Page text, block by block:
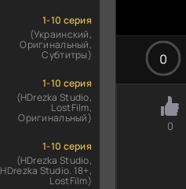
1-10 серия
(Украинский,
Оригинальный,
Субтитры)
1-10 серия
(HDrezka Studio,
LostFilm,
Оригинальный)
1-10 серия
(HDrezka Studio,
HDrezka Studio. 18+,
LostFilm)
0
0